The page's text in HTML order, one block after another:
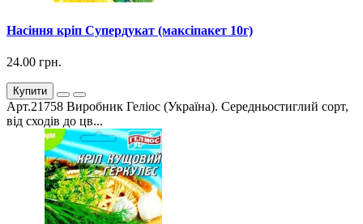
Насіння кріп Супердукат (максіпакет 10г)
24.00 грн.
Купити
Арт.21758 Виробник Геліос (Україна). Середньостиглий сорт,
від сходів до цв...